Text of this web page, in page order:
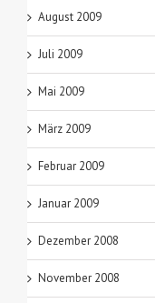
August 2009
Juli 2009
Mai 2009
März 2009
Februar 2009
Januar 2009
Dezember 2008
November 2008